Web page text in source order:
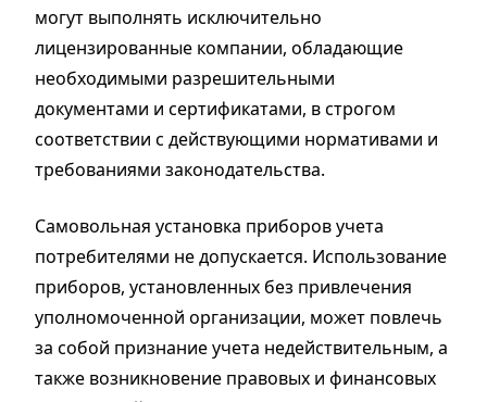
могут выполнять исключительно
лицензированные компании, обладающие
необходимыми разрешительными
документами и сертификатами, в строгом
соответствии с действующими нормативами и
требованиями законодательства.
Самовольная установка приборов учета
потребителями не допускается. Использование
приборов, установленных без привлечения
уполномоченной организации, может повлечь
за собой признание учета недействительным, а
также возникновение правовых и финансовых